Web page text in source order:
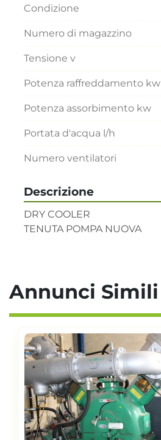
Descrizione
DRY COOLER
TENUTA POMPA NUOVA
Condizione
Numero di magazzino
Tensione v
Potenza raffreddamento kw
Potenza assorbimento kw
Portata d'acqua l/h
Numero ventilatori
Annunci Simili